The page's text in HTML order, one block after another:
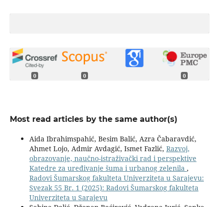
0 0 0
Most read articles by the same author(s)
Aida Ibrahimspahić, Besim Balić, Azra Čabaravdić,
Ahmet Lojo, Admir Avdagić, Ismet Fazlić, Razvoj,
obrazovanje, naučno-istraživački rad i perspektive
Katedre za uređivanje šuma i urbanog zelenila ,
Radovi Šumarskog fakulteta Univerziteta u Sarajevu:
Svezak 55 Br. 1 (2025): Radovi Šumarskog fakulteta
Univerziteta u Sarajevu